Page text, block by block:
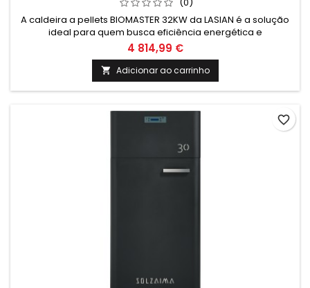
(0)
A caldeira a pellets BIOMASTER 32KW da LASIAN é a solução
ideal para quem busca eficiência energética e
sustentabilidade. Com capacidade de 32KW, é perfeita para
aquecer ambientes de médio porte de forma econômica e
ecológica. Garanta já a sua!
4 814,99 €
 Adicionar ao carrinho
favorite_border